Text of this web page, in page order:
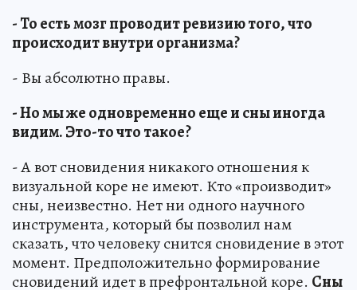
- То есть мозг проводит ревизию того, что
происходит внутри организма?
- Вы абсолютно правы.
- Но мы же одновременно еще и сны иногда
видим. Это-то что такое?
- А вот сновидения никакого отношения к
визуальной коре не имеют. Кто «производит»
сны, неизвестно. Нет ни одного научного
инструмента, который бы позволил нам
сказать, что человеку снится сновидение в этот
момент. Предположительно формирование
сновидений идет в префронтальной коре. Сны